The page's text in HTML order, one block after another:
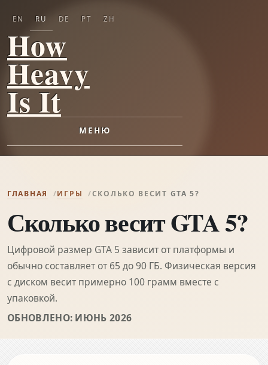
How
Heavy
Is It
МЕНЮ
EN RU DE PT ZH
ГЛАВНАЯ ИГРЫ СКОЛЬКО ВЕСИТ GTA 5?
Сколько весит GTA 5?
Цифровой размер GTA 5 зависит от платформы и
обычно составляет от 65 до 90 ГБ. Физическая версия
с диском весит примерно 100 грамм вместе с
упаковкой.
ОБНОВЛЕНО: ИЮНЬ 2026